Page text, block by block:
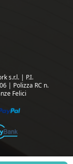
s.r.l. | P.I.
| Polizza RC n.
Felici